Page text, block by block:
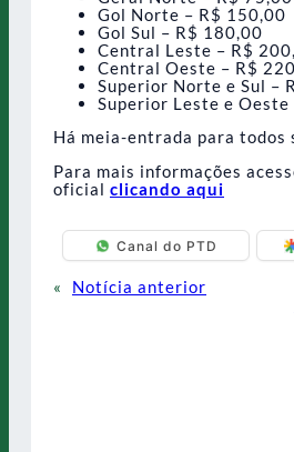
Gol Norte – R$ 150,00
Gol Sul – R$ 180,00
Central Leste – R$
Central Oeste – R$
Superior Norte e Sul –
Superior Leste e
Há meia-entrada para todos
Para mais informações
oficial clicando aqui
Canal do PTD
«
Notícia anterior